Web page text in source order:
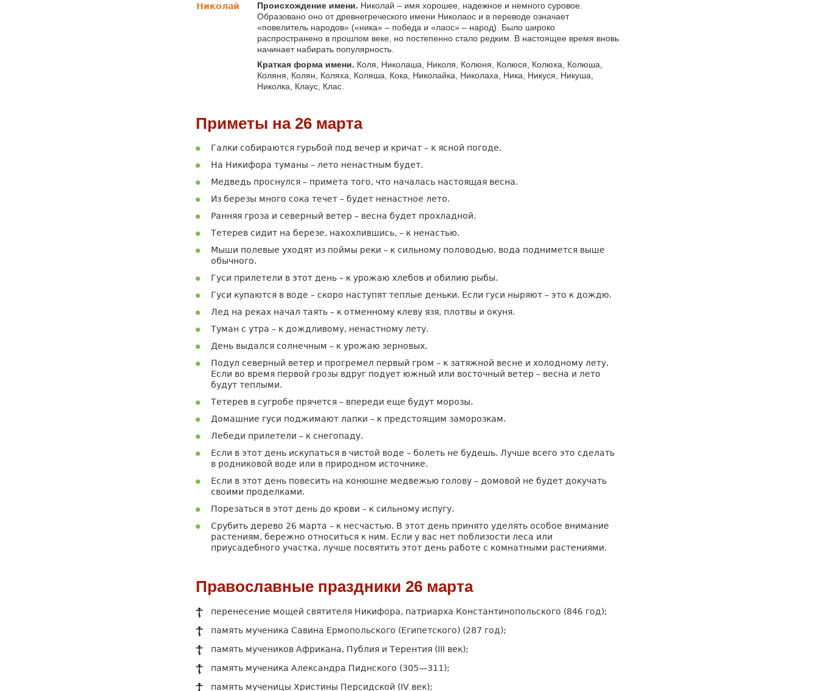
Николай Происхождение имени. Николай – имя хорошее, надежное и немного суровое.
Образовано оно от древнегреческого имени Николаос и в переводе означает
«повелитель народов» («ника» – победа и «лаос» – народ). Было широко
распространено в прошлом веке, но постепенно стало редким. В настоящее время вновь
начинает набирать популярность.
Краткая форма имени. Коля, Николаша, Николя, Колюня, Колюся, Колюха, Колюша,
Коляня, Колян, Коляха, Коляша, Кока, Николайка, Николаха, Ника, Никуся, Никуша,
Николка, Клаус, Клас.
Приметы на 26 марта
Галки собираются гурьбой под вечер и кричат – к ясной погоде.
На Никифора туманы – лето ненастным будет.
Медведь проснулся – примета того, что началась настоящая весна.
Из березы много сока течет – будет ненастное лето.
Ранняя гроза и северный ветер – весна будет прохладной.
Тетерев сидит на березе, нахохлившись, – к ненастью.
Мыши полевые уходят из поймы реки – к сильному половодью, вода поднимется выше
обычного.
Гуси прилетели в этот день – к урожаю хлебов и обилию рыбы.
Гуси купаются в воде – скоро наступят теплые деньки. Если гуси ныряют – это к дождю.
Лед на реках начал таять – к отменному клеву язя, плотвы и окуня.
Туман с утра – к дождливому, ненастному лету.
День выдался солнечным – к урожаю зерновых.
Подул северный ветер и прогремел первый гром – к затяжной весне и холодному лету.
Если во время первой грозы вдруг подует южный или восточный ветер – весна и лето
будут теплыми.
Тетерев в сугробе прячется – впереди еще будут морозы.
Домашние гуси поджимают лапки – к предстоящим заморозкам.
Лебеди прилетели – к снегопаду.
Если в этот день искупаться в чистой воде – болеть не будешь. Лучше всего это сделать
в родниковой воде или в природном источнике.
Если в этот день повесить на конюшне медвежью голову – домовой не будет докучать
своими проделками.
Порезаться в этот день до крови – к сильному испугу.
Срубить дерево 26 марта – к несчастью. В этот день принято уделять особое внимание
растениям, бережно относиться к ним. Если у вас нет поблизости леса или
приусадебного участка, лучше посвятить этот день работе с комнатными растениями.
Православные праздники 26 марта
перенесение мощей святителя Никифора, патриарха Константинопольского (846 год);
память мученика Савина Ермопольского (Египетского) (287 год);
память мучеников Африкана, Публия и Терентия (III век);
память мученика Александра Пиднского (305—311);
память мученицы Христины Персидской (IV век);